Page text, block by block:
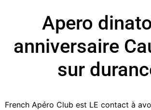
Apero
anniversaire
sur
French Apéro Club est LE contact à